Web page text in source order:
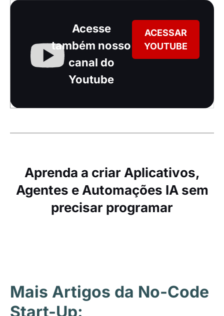
Acesse
também nosso
canal do
Youtube
ACESSAR
YOUTUBE
Aprenda a criar Aplicativos,
Agentes e Automações IA sem
precisar programar
Mais Artigos da No-Code
Start-Up: